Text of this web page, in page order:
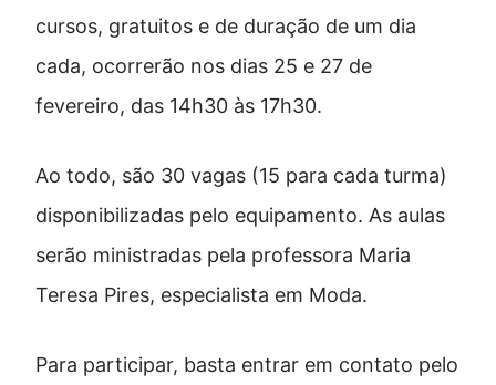
cursos, gratuitos e de duração de um dia
cada, ocorrerão nos dias 25 e 27 de
fevereiro, das 14h30 às 17h30.
Ao todo, são 30 vagas (15 para cada turma)
disponibilizadas pelo equipamento. As aulas
serão ministradas pela professora Maria
Teresa Pires, especialista em Moda.
Para participar, basta entrar em contato pelo